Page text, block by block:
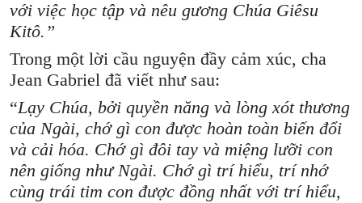
với việc học tập và nêu gương Chúa Giêsu
Kitô.”
Trong một lời cầu nguyện đầy cảm xúc, cha
Jean Gabriel đã viết như sau:
“Lạy Chúa, bởi quyền năng và lòng xót thương
của Ngài, chớ gì con được hoàn toàn biến đổi
và cải hóa. Chớ gì đôi tay và miệng lưỡi con
nên giống như Ngài. Chớ gì trí hiểu, trí nhớ
cùng trái tim con được đồng nhất với trí hiểu,